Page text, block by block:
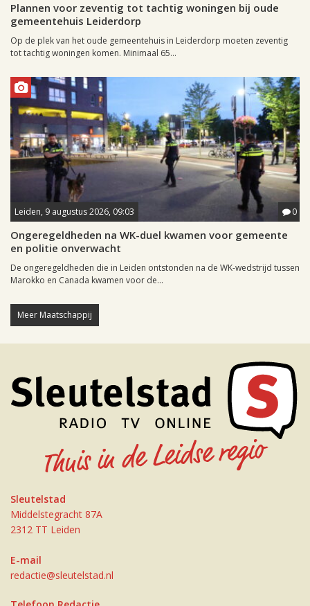
Plannen voor zeventig tot tachtig woningen bij oude
gemeentehuis Leiderdorp
Op de plek van het oude gemeentehuis in Leiderdorp moeten zeventig
tot tachtig woningen komen. Minimaal 65...
Leiden, 9 augustus 2026, 09:03 0
Ongeregeldheden na WK-duel kwamen voor gemeente
en politie onverwacht
De ongeregeldheden die in Leiden ontstonden na de WK-wedstrijd tussen
Marokko en Canada kwamen voor de...
Meer Maatschappij
Sleutelstad
Middelstegracht 87A
2312 TT Leiden
E-mail
redactie@sleutelstad.nl